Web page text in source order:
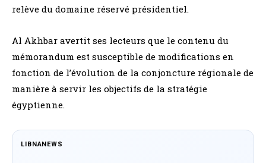
relève du domaine réservé présidentiel.
Al Akhbar avertit ses lecteurs que le contenu du
mémorandum est susceptible de modifications en
fonction de l’évolution de la conjoncture régionale de
manière à servir les objectifs de la stratégie
égyptienne.
LIBNANEWS